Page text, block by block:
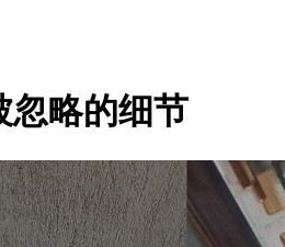
忽略的细节